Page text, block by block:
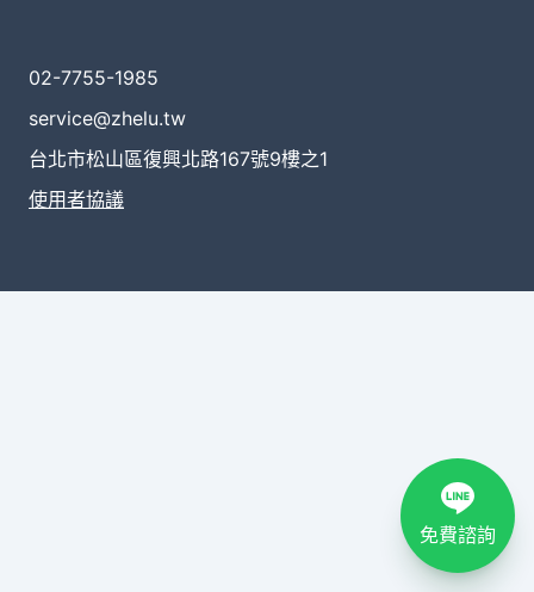
02-7755-1985
service@zhelu.tw
台北市松山區復興北路167號9樓之1
使用者協議
免費諮詢